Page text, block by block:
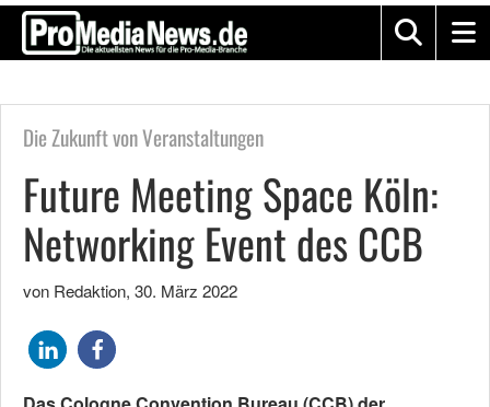
Die Zukunft von Veranstaltungen
Future Meeting Space Köln:
Networking Event des CCB
von Redaktion, 30. März 2022